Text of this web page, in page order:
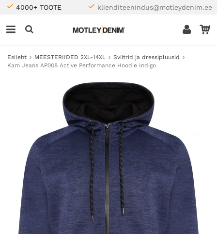
4000+ TOOTE klienditeenindus@motleydenim.ee
Esileht MEESTERIIDED 2XL-14XL
Sviitrid ja dressipluusid
Kam Jeans AP008 Active Performance Hoodie Indigo